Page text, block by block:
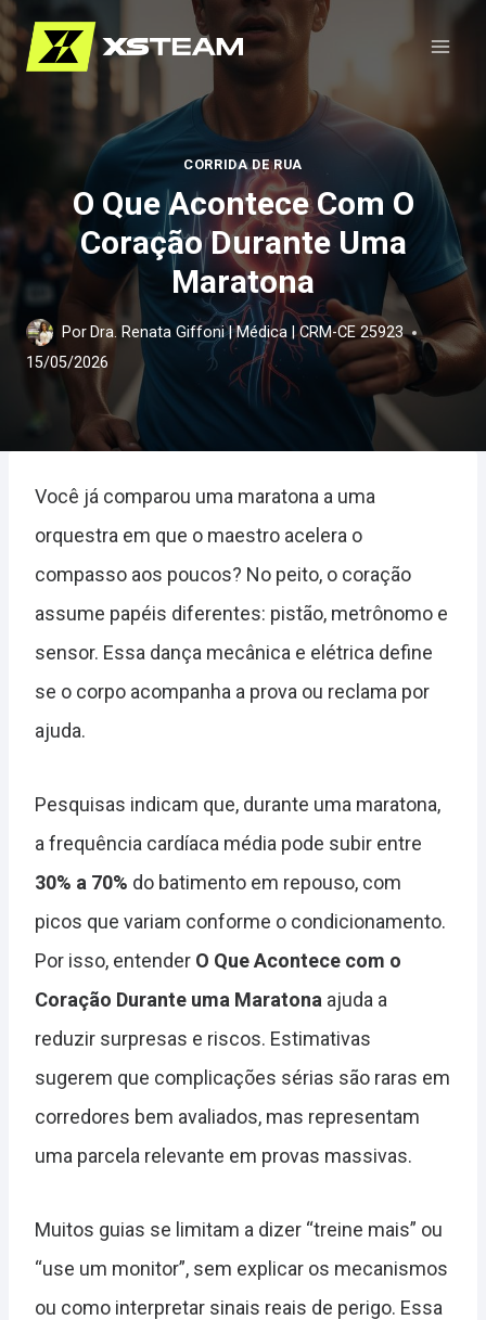
Pular
para
o
CORRIDA DE RUA
O Que Acontece Com O
Coração Durante Uma
Maratona
Por Dra. Renata Giffoni | Médica | CRM-CE 25923
15/05/2026
Você já comparou uma maratona a uma
orquestra em que o maestro acelera o
compasso aos poucos? No peito, o coração
assume papéis diferentes: pistão, metrônomo e
sensor. Essa dança mecânica e elétrica define
se o corpo acompanha a prova ou reclama por
ajuda.
Pesquisas indicam que, durante uma maratona,
a frequência cardíaca média pode subir entre
30% a 70% do batimento em repouso, com
picos que variam conforme o condicionamento.
Por isso, entender O Que Acontece com o
Coração Durante uma Maratona ajuda a
reduzir surpresas e riscos. Estimativas
sugerem que complicações sérias são raras em
corredores bem avaliados, mas representam
uma parcela relevante em provas massivas.
Muitos guias se limitam a dizer “treine mais” ou
“use um monitor”, sem explicar os mecanismos
ou como interpretar sinais reais de perigo. Essa